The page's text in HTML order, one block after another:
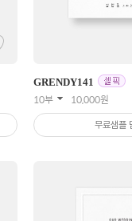
GRENDY141
10부 10,000원
무료샘플